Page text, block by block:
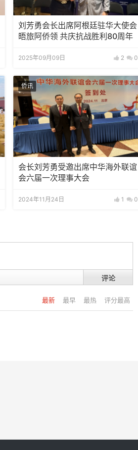
刘芳勇会长出席阿根廷驻华大使会
晤旅阿侨领 共庆抗战胜利80周年
2025年09月09日 2 0
侨讯
会长刘芳勇受邀出席中华海外联谊
会六届一次理事大会
2024年11月24日 1 0
评论
最新 最早 最热 评分最高